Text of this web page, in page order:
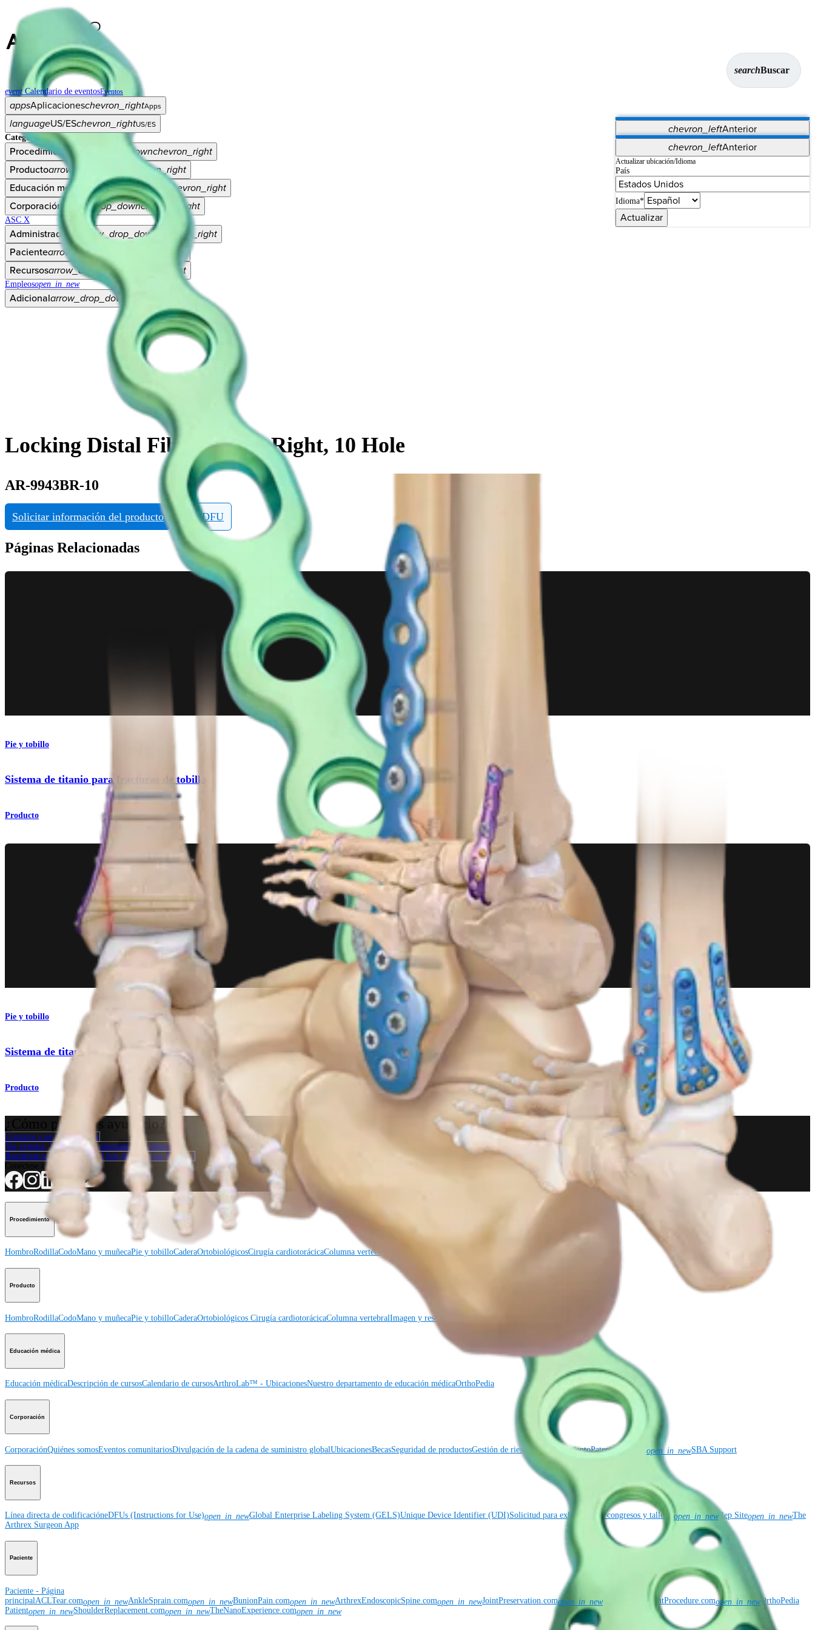
searchBuscar
eventCalendario de eventosEventos
appsAplicacioneschevron_rightApps
chevron_leftAnterior
Vet Systems OrthoPedia Patient
Supplier Portal
Synergy Imaging & Resection
languageUS/ESchevron_rightUS/ES
chevron_leftAnterior
Actualizar ubicación/Idioma
País
Idioma*
Actualizar
Categorías
Procedimientoarrow_drop_downchevron_right
Productoarrow_drop_down
chevron_right
Educación médica
arrow_drop_down
chevron_right
Corporaciónarrow_drop_downchevron_right
ASC X
Administradores arrow_drop_down chevron_right
Pacientearrow_drop_down
chevron_right
Recursosarrow_drop_down chevron_right
Empleosopen_in_new
Adicionalarrow_drop_down
Locking Distal Fibula Plate, Right, 10 Hole
AR-9943BR-10
Solicitar información del producto Ver eDFU
Páginas Relacionadas
Pie y tobillo
Sistema de titanio para fracturas de tobillo
Producto
Pie y tobillo
Sistema de titanio para fracturas de tobillo
Producto
¿Cómo podemos ayudarlo?
Contacte a un representante
Ver eventos, laboratorios y oportunidades educativas
Regístrese para recibir: ¿Qué hay de nuevo en Arthrex?
Conéctese con nosotros
Procedimiento
HombroRodillaCodoMano y muñecaPie y tobilloCaderaOrtobiológicosCirugía cardiotorácicaColumna vertebral
Producto
HombroRodillaCodoMano y muñecaPie y tobilloCaderaOrtobiológicos Cirugía cardiotorácicaColumna vertebralImagen y resección
Educación médica
Educación médicaDescripción de cursosCalendario de cursosArthroLab™ - UbicacionesNuestro departamento de educación médicaOrthoPedia
Corporación
CorporaciónQuiénes somosEventos comunitariosDivulgación de la cadena de suministro globalUbicacionesBecasSeguridad de productosGestión de riesgos y cumplimientoPatentes open_in_newSBA Support
Recursos
Línea directa de codificacióneDFUs (Instructions for Use)open_in_newGlobal Enterprise Labeling System (GELS)Unique Device Identifier (UDI)Solicitud para exhibiciones, congresos y talleres open_in_new Rep Siteopen_in_newThe
Arthrex Surgeon App
Paciente
Paciente - Página
principalACLTear.comopen_in_newAnkleSprain.comopen_in_newBunionPain.comopen_in_newArthrexEndoscopicSpine.comopen_in_newJointPreservation.comopen_in_newKneeReplacementProcedure.comopen_in_new OrthoPedia
Patientopen_in_newShoulderReplacement.comopen_in_newTheNanoExperience.comopen_in_new